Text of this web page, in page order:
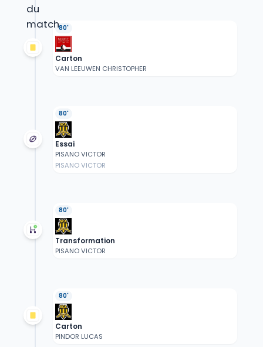
80'
Carton
VAN LEEUWEN CHRISTOPHER
80'
Essai
PISANO VICTOR
PISANO VICTOR
80'
Transformation
PISANO VICTOR
80'
Carton
PINDOR LUCAS